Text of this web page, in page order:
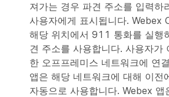
져가는 경우 파견 주소를 입력하
사용자에게 표시됩니다. Webex
해당 위치에서 911 통화를 실행
견 주소를 사용합니다. 사용자가
한 오프프레미스 네트워크에 연
앱은 해당 네트워크에 대해 이전
자동으로 사용합니다. Webex 앱